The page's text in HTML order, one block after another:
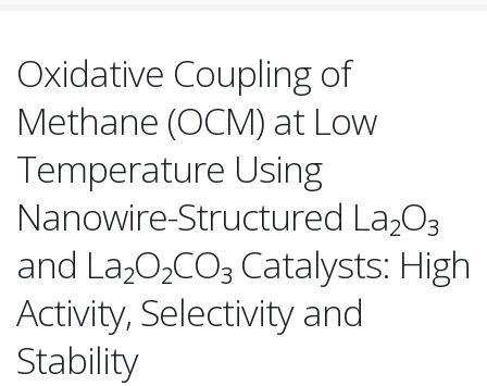
Oxidative Coupling of
Methane (OCM) at Low
Temperature Using
Nanowire-Structured La₂O₃
and La₂O₂CO₃ Catalysts: High
Activity, Selectivity and
Stability